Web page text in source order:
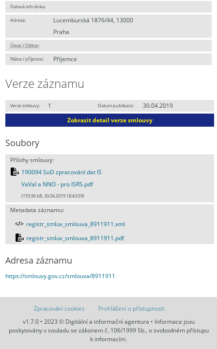
Datová schránka:
Adresa:
Lucemburská 1876/44, 13000
Praha
Útvar / Odbor:
Plátce / příjemce: Příjemce
Verze záznamu
Verze smlouvy: 1 Datum publikace:
30.04.2019
Zobrazit detail verze smlouvy
Soubory
Přílohy smlouvy:
190094 SoD zpracování dat IS
VaVaI a NNO - pro ISRS.pdf
(193.96 kB, 30.04.2019 18:43:59)
Metadata záznamu:
registr_smluv_smlouva_8911911.xml
registr_smluv_smlouva_8911911.pdf
Adresa záznamu
https://smlouvy.gov.cz/smlouva/8911911
Zpracování cookies
Prohlášení o přístupnosti
v1.7.0 • 2023 © Digitální a informační agentura • Informace jsou
poskytovány v souladu se zákonem č. 106/1999 Sb., o svobodném přístupu
k informacím.